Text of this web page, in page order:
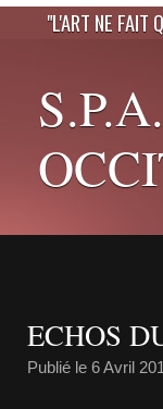
"L'ART NE FAIT
ECHOS
Publié le 6 Avril